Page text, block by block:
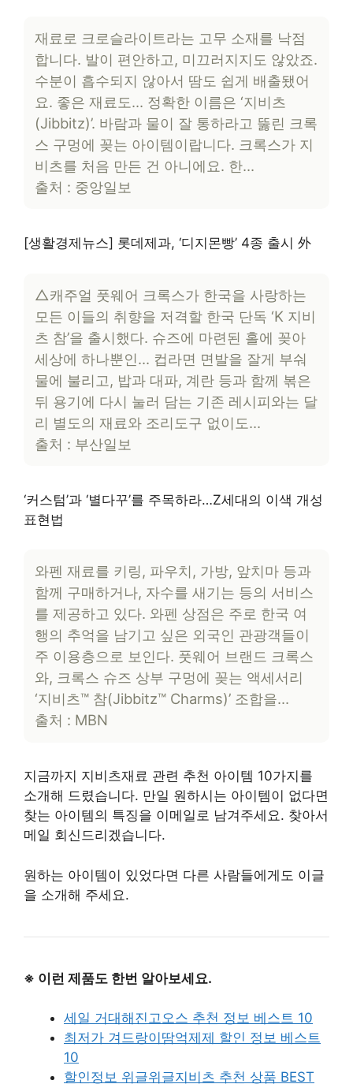
재료로 크로슬라이트라는 고무 소재를 낙점
합니다. 발이 편안하고, 미끄러지지도 않았죠.
수분이 흡수되지 않아서 땀도 쉽게 배출됐어
요. 좋은 재료도… 정확한 이름은 ‘지비츠
(Jibbitz)’. 바람과 물이 잘 통하라고 뚫린 크록
스 구멍에 꽂는 아이템이랍니다. 크록스가 지
비츠를 처음 만든 건 아니에요. 한…
출처 : 중앙일보
[생활경제뉴스] 롯데제과, ‘디지몬빵’ 4종 출시 外
△캐주얼 풋웨어 크록스가 한국을 사랑하는
모든 이들의 취향을 저격할 한국 단독 ‘K 지비
츠 참’을 출시했다. 슈즈에 마련된 홀에 꽂아
세상에 하나뿐인… 컵라면 면발을 잘게 부숴
물에 불리고, 밥과 대파, 계란 등과 함께 볶은
뒤 용기에 다시 눌러 담는 기존 레시피와는 달
리 별도의 재료와 조리도구 없이도…
출처 : 부산일보
‘커스텀’과 ‘별다꾸’를 주목하라…Z세대의 이색 개성
표현법
와펜 재료를 키링, 파우치, 가방, 앞치마 등과
함께 구매하거나, 자수를 새기는 등의 서비스
를 제공하고 있다. 와펜 상점은 주로 한국 여
행의 추억을 남기고 싶은 외국인 관광객들이
주 이용층으로 보인다. 풋웨어 브랜드 크록스
와, 크록스 슈즈 상부 구멍에 꽂는 액세서리
‘지비츠™ 참(Jibbitz™ Charms)’ 조합을…
출처 : MBN
지금까지 지비츠재료 관련 추천 아이템 10가지를
소개해 드렸습니다. 만일 원하시는 아이템이 없다면
찾는 아이템의 특징을 이메일로 남겨주세요. 찾아서
메일 회신드리겠습니다.
원하는 아이템이 있었다면 다른 사람들에게도 이글
을 소개해 주세요.
※ 이런 제품도 한번 알아보세요.
세일 거대해진고오스 추천 정보 베스트 10
최저가 겨드랑이땀억제제 할인 정보 베스트
10
할인정보 위글위글지비츠 추천 상품 BEST